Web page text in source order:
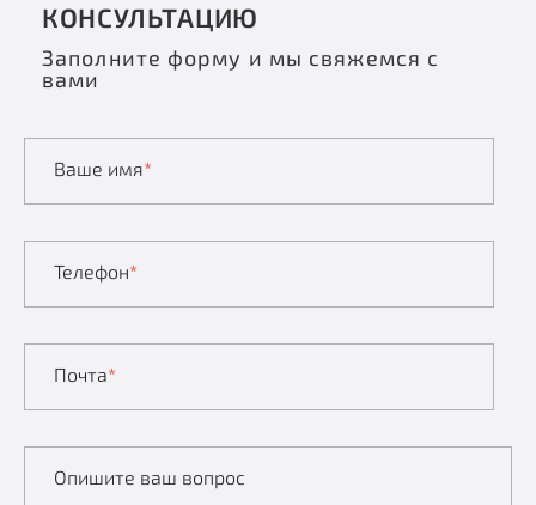
КОНСУЛЬТАЦИЮ
Заполните форму и мы свяжемся с
вами
Ваше имя*
Телефон*
Почта*
Опишите ваш вопрос